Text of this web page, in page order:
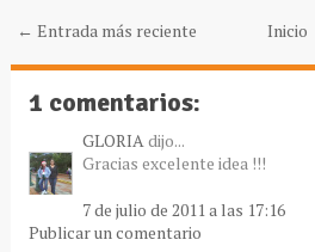
← Entrada más reciente Inicio
1 comentarios:
GLORIAdijo...
Gracias excelente idea !!!
7 de julio de 2011 a las 17:16
Publicar un comentario